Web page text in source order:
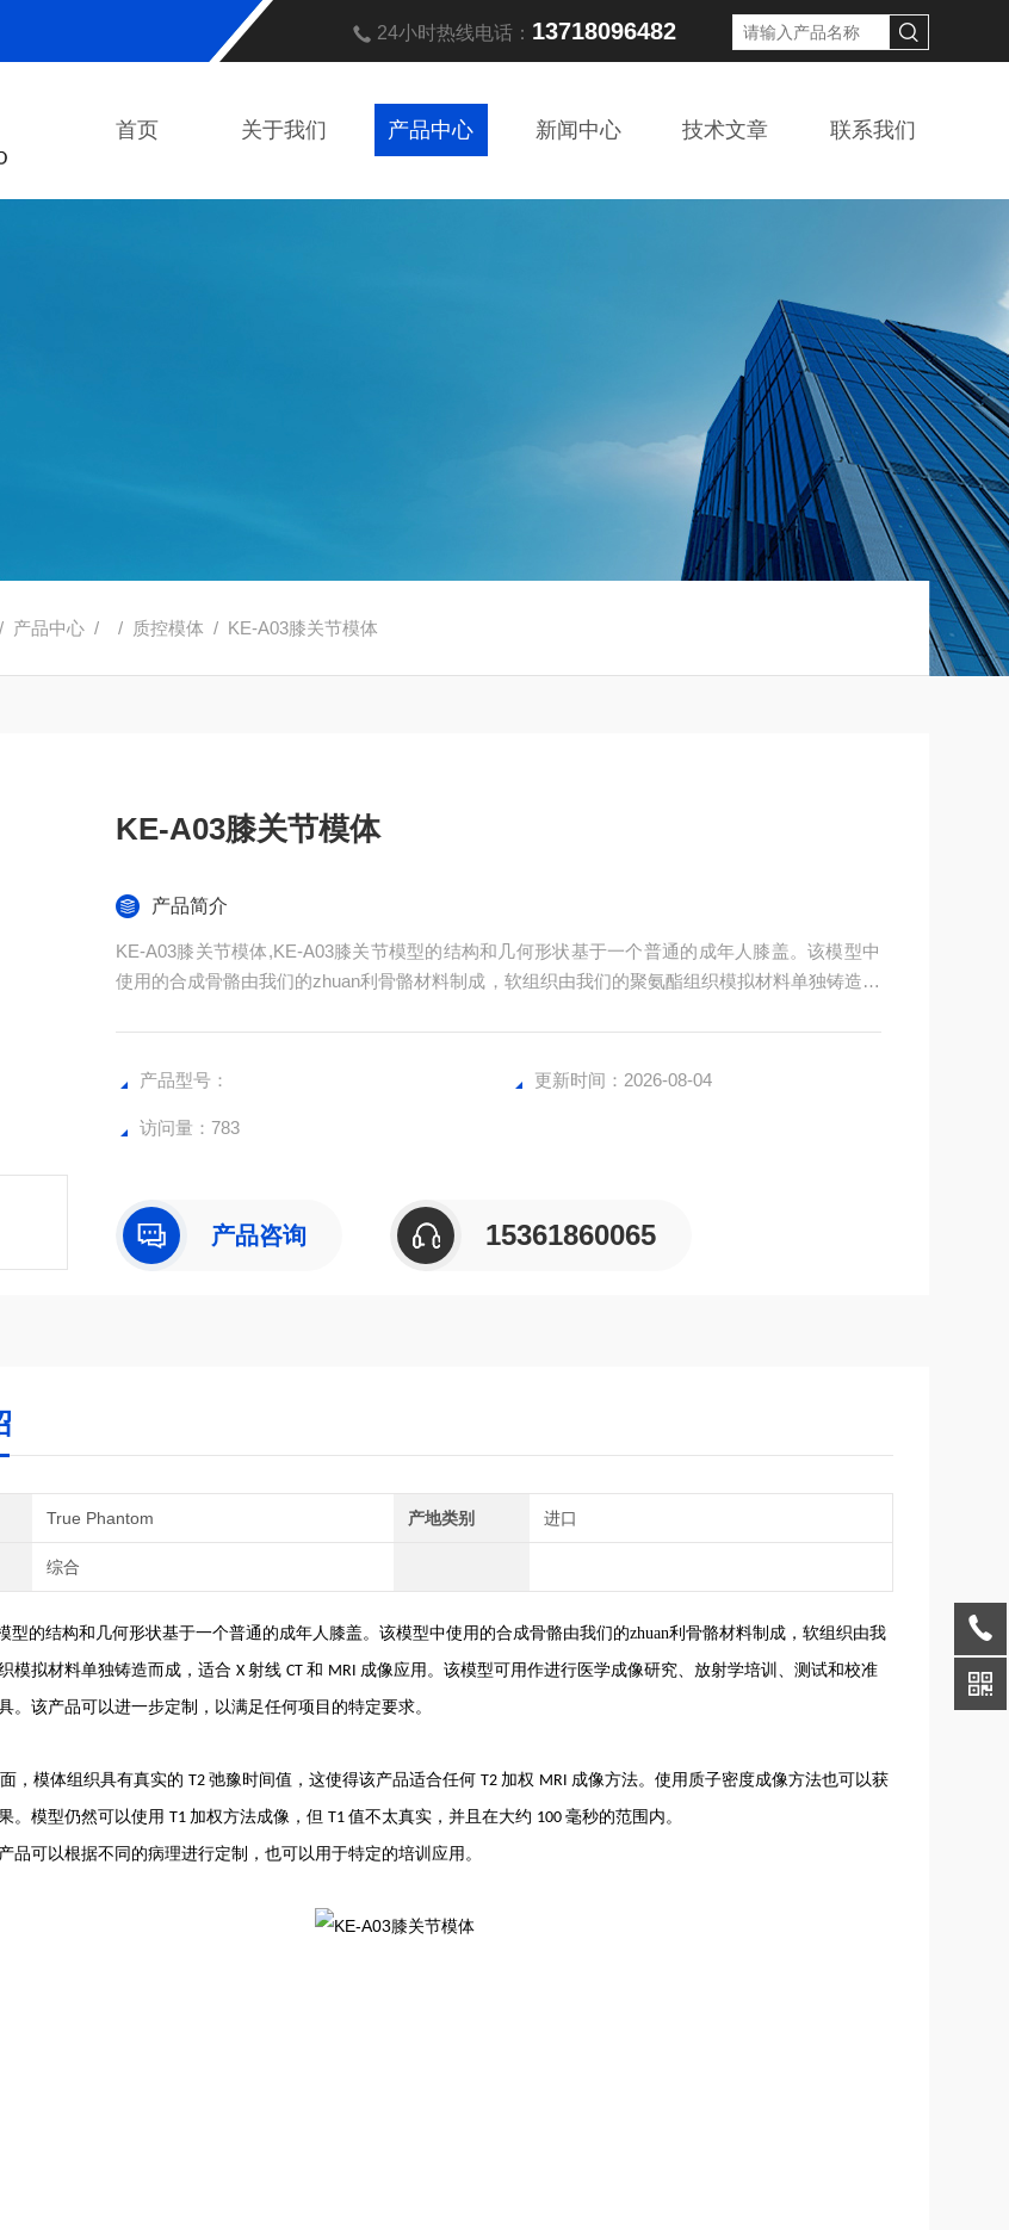
24小时热线电话： 13718096482
首页 关于我们 产品中心 新闻中心 技术文章 联系我们
/ 产品中心 / / 质控模体 / KE-A03膝关节模体
KE-A03膝关节模体
产品简介
KE-A03膝关节模体,KE-A03膝关节模型的结构和几何形状基于一个普通的成年人膝盖。该模型中
使用的合成骨骼由我们的zhuan利骨骼材料制成，软组织由我们的聚氨酯组织模拟材料单独铸造而
产品型号：
更新时间：2026-08-04
访问量：783
产品咨询 15361860065
True Phantom 产地类别 进口
综合
型的结构和几何形状基于一个普通的成年人膝盖。该模型中使用的合成骨骼由我们的zhuan利骨骼材料制成，软组织由我
模拟材料单独铸造而成，适合 X 射线 CT 和 MRI 成像应用。该模型可用作进行医学成像研究、放射学培训、测试和校准
。该产品可以进一步定制，以满足任何项目的特定要求。
，模体组织具有真实的 T2 弛豫时间值，这使得该产品适合任何 T2 加权 MRI 成像方法。使用质子密度成像方法也可以获
。模型仍然可以使用 T1 加权方法成像，但 T1 值不太真实，并且在大约 100 毫秒的范围内。
品可以根据不同的病理进行定制，也可以用于特定的培训应用。